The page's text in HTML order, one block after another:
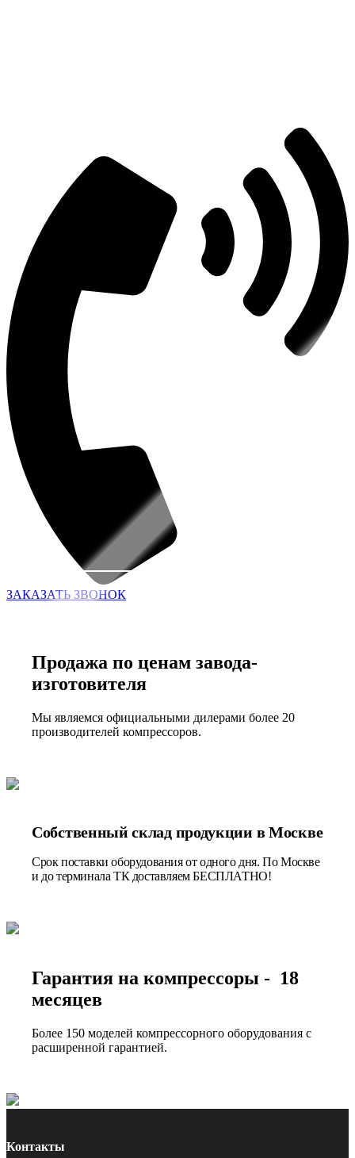
ЗАКАЗАТЬ ЗВОНОК
Продажа по ценам завода-
изготовителя
Мы являемся официальными дилерами более 20
производителей компрессоров.
Собственный склад продукции в Москве
Срок поставки оборудования от одного дня. По Москве
и до терминала ТК доставляем БЕСПЛАТНО!
Гарантия на компрессоры - 18
месяцев
Более 150 моделей компрессорного оборудования с
расширенной гарантией.
Контакты